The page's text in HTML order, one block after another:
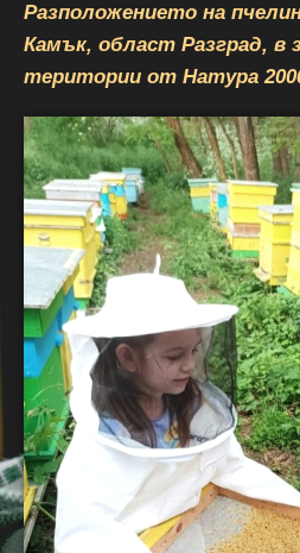
Разположението на
Камък, област Разград, в
територии от Натура